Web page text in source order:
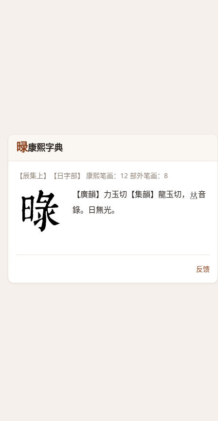
㫽康熙字典
【辰集上】【日字部】 康熙笔画：12 部外笔画：8
【廣韻】力玉切【集韻】龍玉切， 𠀤音
錄。日無光。
反馈